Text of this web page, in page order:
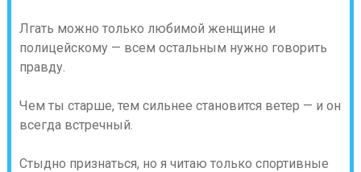
Лгать можно только любимой женщине и
полицейскому — всем остальным нужно говорить
правду.
Чем ты старше, тем сильнее становится ветер — и он
всегда встречный.
Стыдно признаться, но я читаю только спортивные